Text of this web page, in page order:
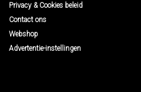
Privacy & Cookies beleid
Contact ons
Webshop
Advertentie-instellingen